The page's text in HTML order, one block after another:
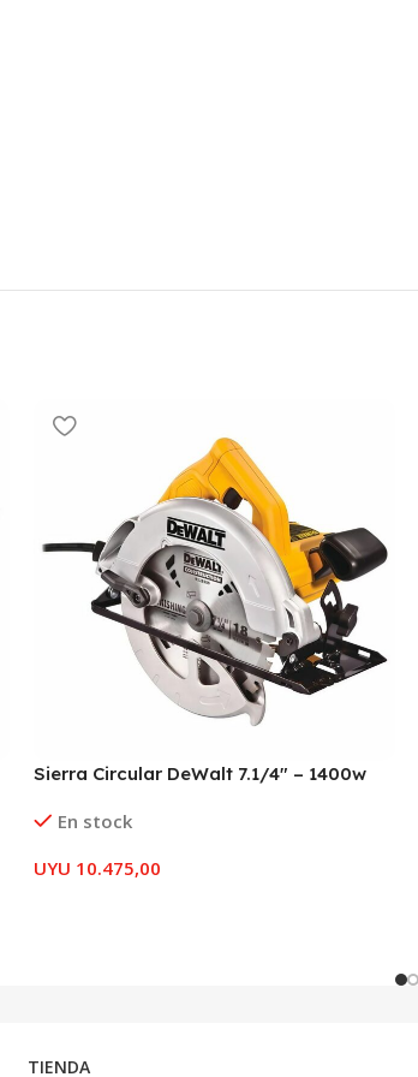
Sierra Circular DeWalt 7.1/4″ – 1400w
En stock
UYU 10.475,00
TIENDA